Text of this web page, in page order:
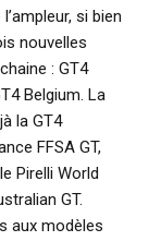
si bien
nouvelles
: GT4
Belgium. La
la GT4
FFSA GT,
Pirelli World
GT.
aux modèles